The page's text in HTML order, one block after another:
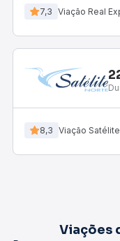
7,3 Viação Real
8,3 Viação
Viações